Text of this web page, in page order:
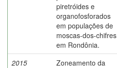
piretróides e
organofosforados
em populações de
moscas-dos-chifres
em Rondônia.
2015
Zoneamento da